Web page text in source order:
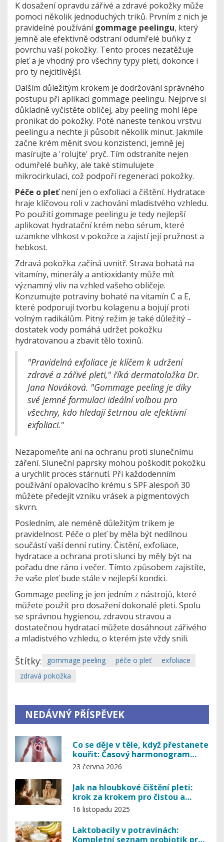
K dosažení opravdu zářivé a zdravé pokožky může
pomoci několik jednoduchých triků. Prvním z nich je
pravidelné používánígommage peelingu, který
jemně ale efektivně odstraní odumřelé buňky z
povrchu vaší pokožky. Tento proces nezatěžuje
pleť a je vhodný pro všechny typy pleti, dokonce i
pro ty nejcitlivější.
Dalším důležitým krokem je dodržování správného
postupu při aplikaci gommage peelingu. Nejprve si
důkladně vyčistěte obličej, aby peeling mohl lépe
pronikat do pokožky. Poté naneste tenkou vrstvu
peelingu a nechte ji působit několik minut. Jakmile
začne krém měnit svou konzistenci, jemně jej
masírujte a 'rolujte' pryč. Tím odstraníte nejen
odumřelé buňky, ale také stimulujete
mikrocirkulaci, což podpoří regeneraci pokožky.
Péče o pleťnení jen o exfoliaci a čištění. Hydratace
hraje klíčovou roli v zachování mladistvého vzhledu.
Po použití gommage peelingu je tedy nejlepší
aplikovat hydratační krém nebo sérum, které
uzamkne vlhkost v pokožce a zajistí její pružnost a
hebkost.
Zdravá pokožka začíná uvnitř. Strava bohatá na
vitamíny, minerály a antioxidanty může mít
významný vliv na vzhled vašeho obličeje.
Konzumujte potraviny bohaté na vitamín C a E,
které podporují tvorbu kolagenu a bojují proti
volným radikálům. Pitný režim je také důležitý –
dostatek vody pomáhá udržet pokožku
hydratovanou a zbavit tělo toxinů.
"Pravidelná exfoliace je klíčem k udržení
zdravé a zářivé pleti," říká dermatoložka Dr.
Jana Nováková. "Gommage peeling je díky
své jemné formulaci ideální volbou pro
všechny, kdo hledají šetrnou ale efektivní
exfoliaci."
Nezapomeňte ani na ochranu proti slunečnímu
záření. Sluneční paprsky mohou poškodit pokožku
a urychlit proces stárnutí. Při každodenním
používání opalovacího krému s SPF alespoň 30
můžete předejít vzniku vrásek a pigmentových
skvrn.
Posledním, ale neméně důležitým trikem je
pravidelnost. Péče o pleť by měla být nedílnou
součástí vaší denní rutiny. Čistění, exfoliace,
hydratace a ochrana proti slunci by měly být na
pořadu dne ráno i večer. Tímto způsobem zajistíte,
že vaše pleť bude stále v nejlepší kondici.
Gommage peeling je jen jedním z nástrojů, které
můžete použít pro dosažení dokonalé pleti. Spolu
se správnou hygienou, zdravou stravou a
dostatečnou hydratací můžete dosáhnout zářivého
a mladistvého vzhledu, o kterém jste vždy snili.
Štítky: gommage peeling péče o pleť
exfoliace
zdravá pokožka
NEDÁVNÝ PŘÍSPĚVEK
Co se děje v těle, když přestanete
kouřit: Časový harmonogram
detoxikace a uzdravení
23 června 2026
Jak na hloubkové čištění pleti:
krok za krokem pro čistou a
zdravou kůži
16 listopadu 2025
Laktobacily v potravinách:
Kompletní seznam probiotik pro